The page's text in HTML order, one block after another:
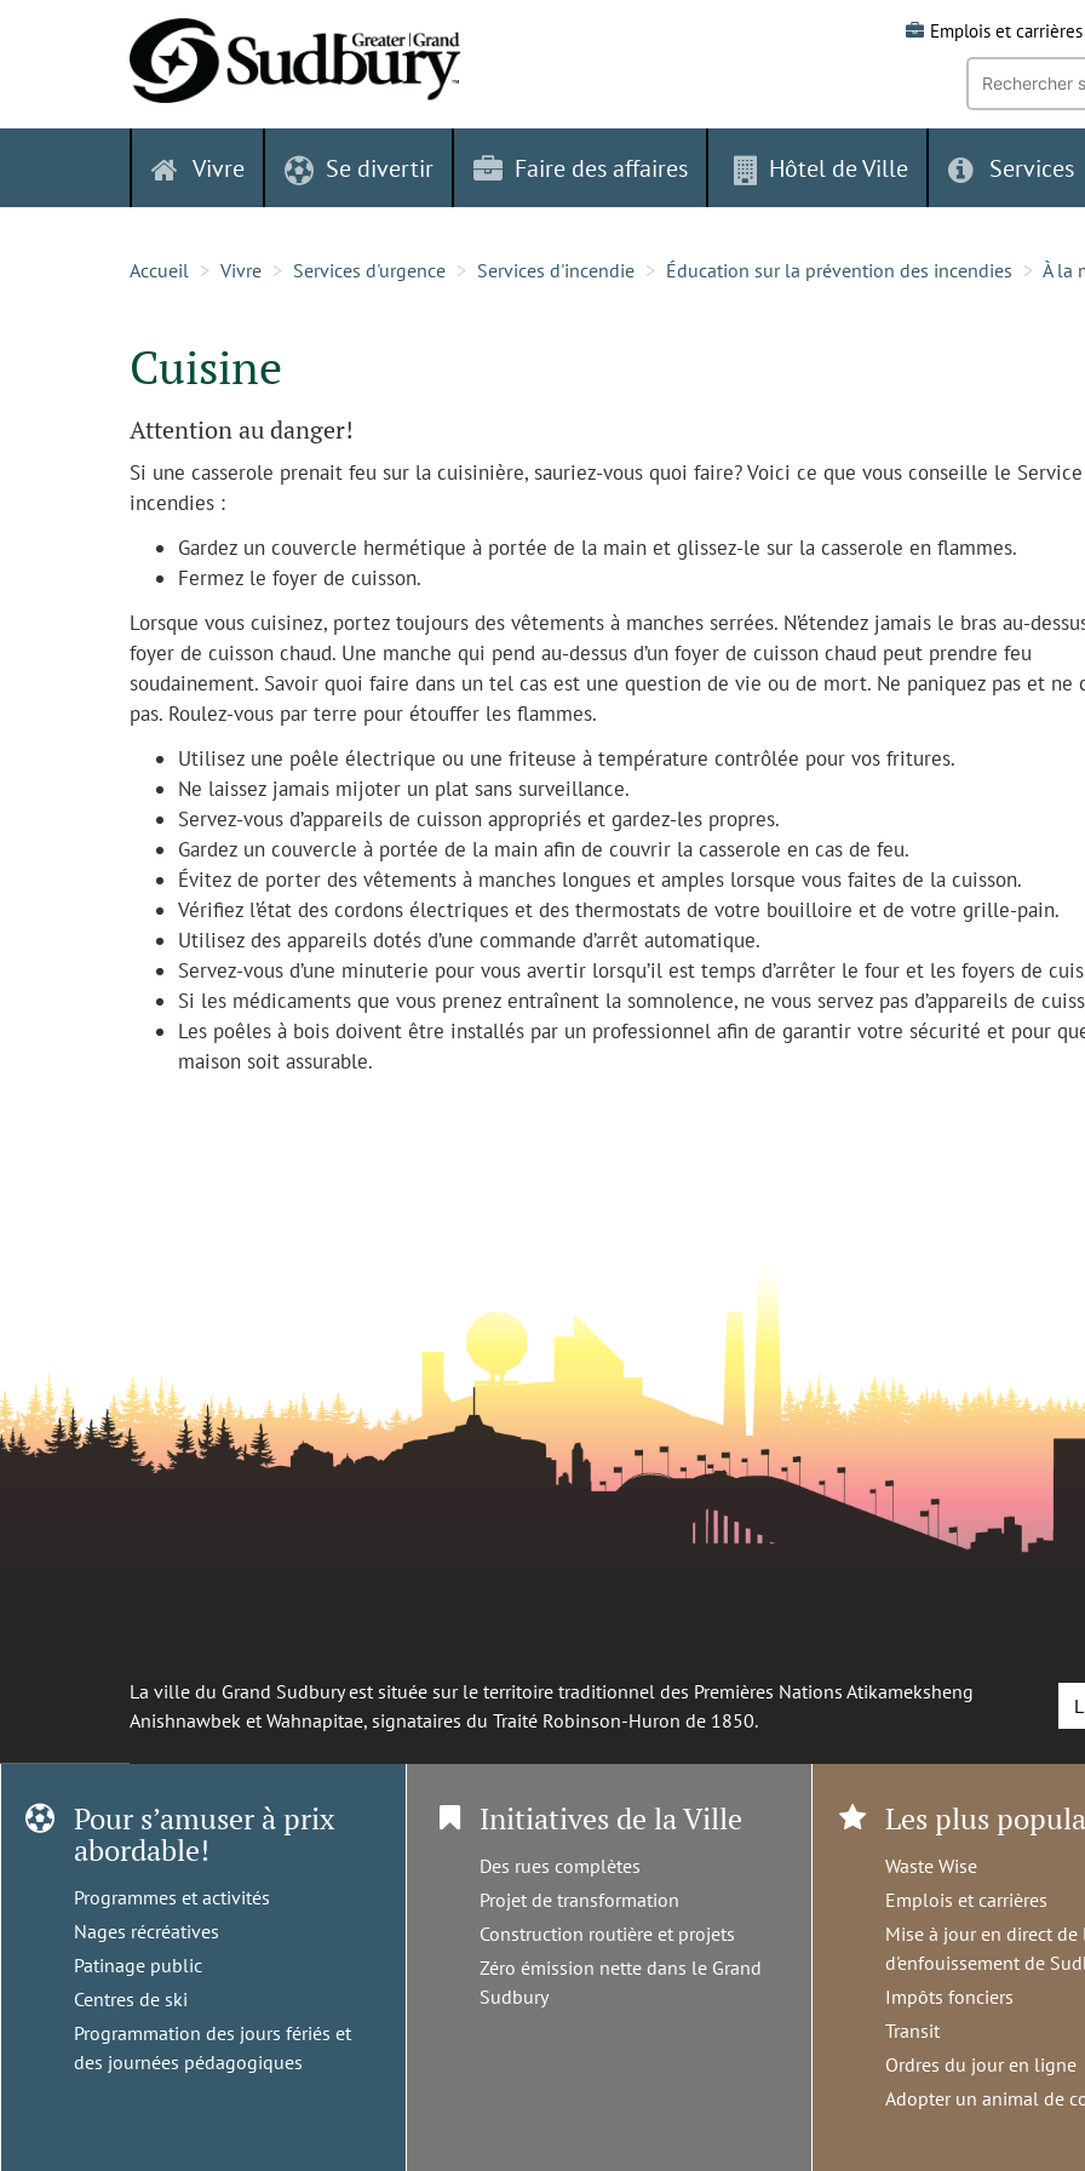
Emplois et carrières
Recherche
mot-
clé:
Vivre Se divertir Faire des affaires Hôtel de Ville Services
Accueil Vivre Services d'urgence Services d'incendie Éducation sur la prévention des incendies À la
Cuisine
Attention au danger!
Si une casserole prenait feu sur la cuisinière, sauriez-vous quoi faire? Voici ce que vous conseille le
incendies :
Gardez un couvercle hermétique à portée de la main et glissez-le sur la casserole en flammes.
Fermez le foyer de cuisson.
Lorsque vous cuisinez, portez toujours des vêtements à manches serrées. N’étendez jamais le bras au-
foyer de cuisson chaud. Une manche qui pend au-dessus d’un foyer de cuisson chaud peut prendre feu
soudainement. Savoir quoi faire dans un tel cas est une question de vie ou de mort. Ne paniquez pas et ne
pas. Roulez-vous par terre pour étouffer les flammes.
Utilisez une poêle électrique ou une friteuse à température contrôlée pour vos fritures.
Ne laissez jamais mijoter un plat sans surveillance.
Servez-vous d’appareils de cuisson appropriés et gardez-les propres.
Gardez un couvercle à portée de la main afin de couvrir la casserole en cas de feu.
Évitez de porter des vêtements à manches longues et amples lorsque vous faites de la cuisson.
Vérifiez l’état des cordons électriques et des thermostats de votre bouilloire et de votre grille-pain.
Utilisez des appareils dotés d’une commande d’arrêt automatique.
Servez-vous d’une minuterie pour vous avertir lorsqu’il est temps d’arrêter le four et les foyers de
Si les médicaments que vous prenez entraînent la somnolence, ne vous servez pas d’appareils de
Les poêles à bois doivent être installés par un professionnel afin de garantir votre sécurité et pour
maison soit assurable.
La ville du Grand Sudbury est située sur le territoire traditionnel des Premières Nations Atikameksheng
Anishnawbek et Wahnapitae, signataires du Traité Robinson-Huron de 1850.
Pour s’amuser à prix
abordable!
Programmes et activités
Nages récréatives
Patinage public
Centres de ski
Programmation des jours fériés et
des journées pédagogiques
Initiatives de la Ville
Des rues complètes
Projet de transformation
Construction routière et projets
Zéro émission nette dans le Grand
Sudbury
Les plus
Waste Wise
Emplois et carrières
Mise à jour en direct de
d'enfouissement de
Impôts fonciers
Transit
Ordres du jour en ligne
Adopter un animal de